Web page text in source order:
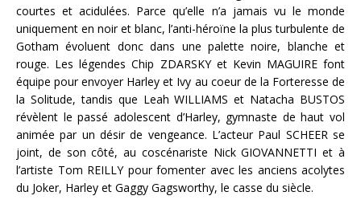
courtes et acidulées. Parce qu’elle n’a jamais vu le monde
uniquement en noir et blanc, l’anti-héroïne la plus turbulente de
Gotham évoluent donc dans une palette noire, blanche et
rouge. Les légendes Chip ZDARSKY et Kevin MAGUIRE font
équipe pour envoyer Harley et Ivy au coeur de la Forteresse de
la Solitude, tandis que Leah WILLIAMS et Natacha BUSTOS
révèlent le passé adolescent d’Harley, gymnaste de haut vol
animée par un désir de vengeance. L’acteur Paul SCHEER se
joint, de son côté, au coscénariste Nick GIOVANNETTI et à
l’artiste Tom REILLY pour fomenter avec les anciens acolytes
du Joker, Harley et Gaggy Gagsworthy, le casse du siècle.